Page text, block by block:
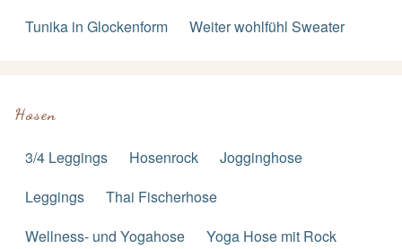
Tunika in Glockenform
Weiter wohlfühl Sweater
Hosen
3/4 Leggings Hosenrock
Jogginghose
Leggings
Thai Fischerhose
Wellness- und Yogahose
Yoga Hose mit Rock